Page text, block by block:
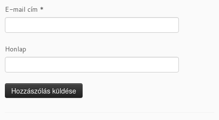
E-mail cím *
Honlap